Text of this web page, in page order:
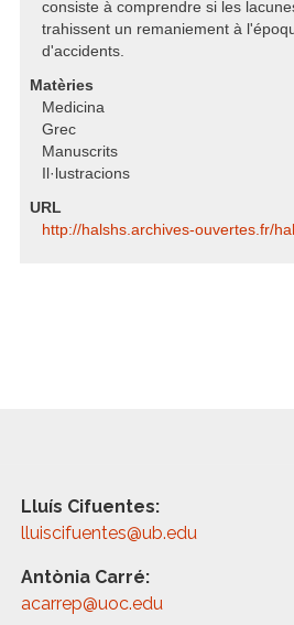
consiste à comprendre si les
trahissent un remaniement à
d'accidents.
Matèries
Medicina
Grec
Manuscrits
Il·lustracions
URL
http:/​/​halshs.archives-ouvertes.fr/​
Lluís Cifuentes:
lluiscifuentes@ub.edu
Antònia Carré:
acarrep@uoc.edu